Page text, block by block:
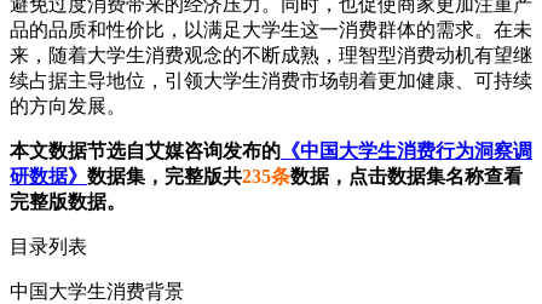
避免过度消费带来的经济压力。同时，也促使商家更加注重产
品的品质和性价比，以满足大学生这一消费群体的需求。在未
来，随着大学生消费观念的不断成熟，理智型消费动机有望继
续占据主导地位，引领大学生消费市场朝着更加健康、可持续
的方向发展。
本文数据节选自艾媒咨询发布的 《中国大学生消费行为洞察调
研数据》 数据集，完整版共235条数据，点击数据集名称查看
完整版数据。
目录列表
中国大学生消费背景